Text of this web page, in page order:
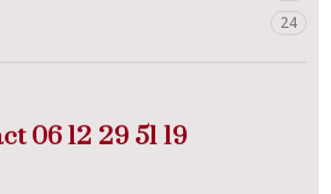
24
06 12 29 51 19